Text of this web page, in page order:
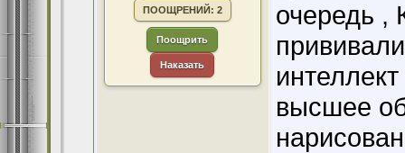
ПООЩРЕНИЙ: 2
Поощрить
Наказать
очередь ,
прививали
высшее